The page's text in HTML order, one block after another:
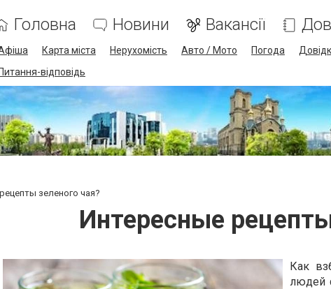
Головна Новини Вакансії
Карта міста Нерухомість Авто / Мото Погода
Питання-відповідь
зеленого чая?
Интересные
Как
людей